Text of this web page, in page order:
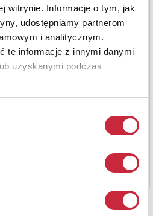
witrynie. Informacje o tym, jak
udostępniamy partnerom
i analitycznym.
te informacje z innymi danymi
uzyskanymi podczas